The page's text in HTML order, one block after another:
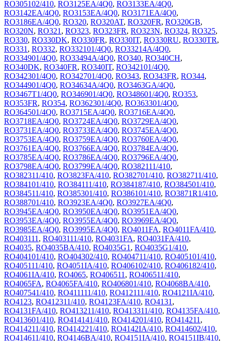
RO305102/410, RO3125EA/4Q0, RO3133EA/4Q0,
RO3142EA/4Q0, RO3153EA/4Q0, RO3171EA/4Q0,
RO3186EA/4Q0, RO320, RO320AT, RO320FR, RO320GB,
RO320N, RO321 , RO323, RO323FR, RO323N, RO324, RO325,
RO330, RO330DK, RO330FR, RO330IT, RO330RU, RO330TR,
RO331 , RO332, RO332101/4Q0, RO33214A/4Q0,
RO334901/4Q0, RO33494A/4Q0, RO340, RO340CH,
RO340DK, RO340FR, RO340IT, RO342101/4Q0,
RO342301/4Q0, RO342701/4Q0, RO343, RO343FR, RO344,
RO344901/4Q0, RO34634A/4Q0, RO3463GA/4Q0,
RO3467T1/4Q0, RO346901/4Q0, RO348601/4Q0, RO353,
RO353FR, RO354, RO362301/4Q0, RO363301/4Q0,
RO364501/4Q0, RO3715EA/4Q0, RO3716EA/4Q0,
RO3718EA/4Q0, RO3724EA/4Q0, RO3729EA/4Q0,
RO3731EA/4Q0, RO3733EA/4Q0, RO3745EA/4Q0,
RO3753EA/4Q0, RO3759EA/4Q0, RO3760EA/4Q0,
RO3761EA/4Q0, RO3766EA/4Q0, RO3784EA/4Q0,
RO3785EA/4Q0, RO3786EA/4Q0, RO3796EA/4Q0,
RO3798EA/4Q0, RO3799EA/4Q0, RO382111/410,
RO382311/410, RO3823FA/410, RO382701/410, RO382711/410,
RO384101/410, RO384111/410, RO384187/410, RO384501/410,
RO384511/410, RO385301/410, RO386101/410, RO3871R1/410,
RO388701/410, RO3923EA/4Q0, RO3927EA/4Q0,
RO3945EA/4Q0, RO3950EA/4Q0, RO3951EA/4Q0,
RO3953EA/4Q0, RO3955EA/4Q0, RO3969EA/4Q0,
RO3985EA/4Q0, RO3995EA/4Q0, RO4011FA, RO4011FA/410,
RO403111 , RO403111/410, RO4031FA, RO4031FA/410,
RO4035, RO4035BA/410, RO4035G1 , RO4035G1/410,
RO404101/410, RO404302/410, RO404711/410, RO405101/410,
RO405111/410, RO4051IA/410, RO406102/410, RO406182/410,
RO4061IA/410, RO4065, RO406511 , RO406511/410,
RO4065FA, RO4065FA/410, RO406801/410, RO4068BA/410,
RO407541/410, RO411111/410, RO412111/410, RO4121IA/410,
RO4123, RO412311/410, RO4123FA/410, RO4131 ,
RO4131FA/410, RO413211/410, RO413311/410, RO4135FA/410,
RO413601/410, RO414141/410, RO414201/410, RO414211 ,
RO414211/410, RO414221/410, RO4142IA/410, RO414602/410,
RO414611/410, RO4146BA/410, RO4151IA/410, RO4151IB/410,